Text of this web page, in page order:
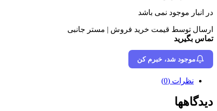
در انبار موجود نمی باشد
ارسال توسط قیمت خرید فروش | مستر جانبی
تماس بگیرید
موجود شد، خبرم کن
نظرات (0)
دیدگاهها